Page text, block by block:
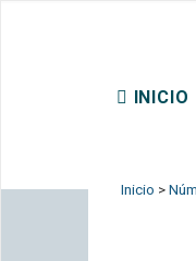
INICIO
Inicio >